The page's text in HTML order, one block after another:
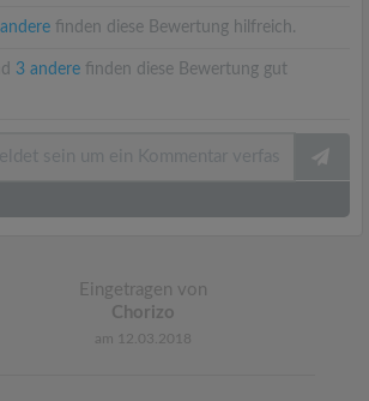
finden diese Bewertung hilfreich.
3 andere finden diese Bewertung gut
Eingetragen von
Chorizo
am 12.03.2018